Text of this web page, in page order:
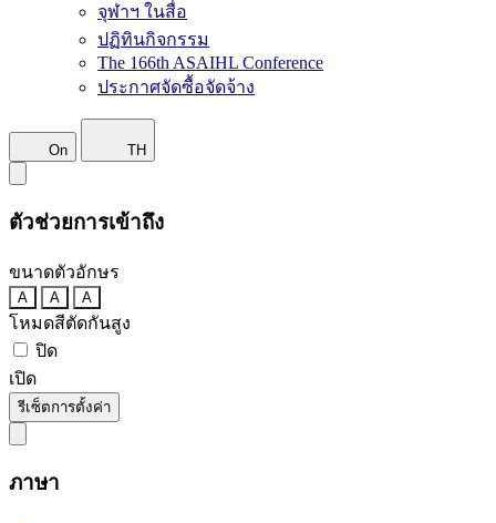
จุฬาฯ ในสื่อ
ปฏิทินกิจกรรม
The 166th ASAIHL Conference
ประกาศจัดซื้อจัดจ้าง
On TH
ตัวช่วยการเข้าถึง
ขนาดตัวอักษร
A A A
โหมดสีตัดกันสูง
ปิด
เปิด
รีเซ็ตการตั้งค่า
ภาษา